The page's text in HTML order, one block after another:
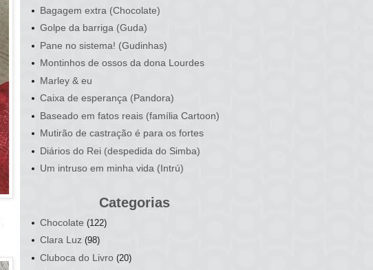
Bagagem extra (Chocolate)
Golpe da barriga (Guda)
Pane no sistema! (Gudinhas)
Montinhos de ossos da dona Lourdes
Marley & eu
Caixa de esperança (Pandora)
Baseado em fatos reais (família Cartoon)
Mutirão de castração é para os fortes
Diários do Rei (despedida do Simba)
Um intruso em minha vida (Intrú)
Categorias
Chocolate (122)
Clara Luz (98)
Cluboca do Livro (20)